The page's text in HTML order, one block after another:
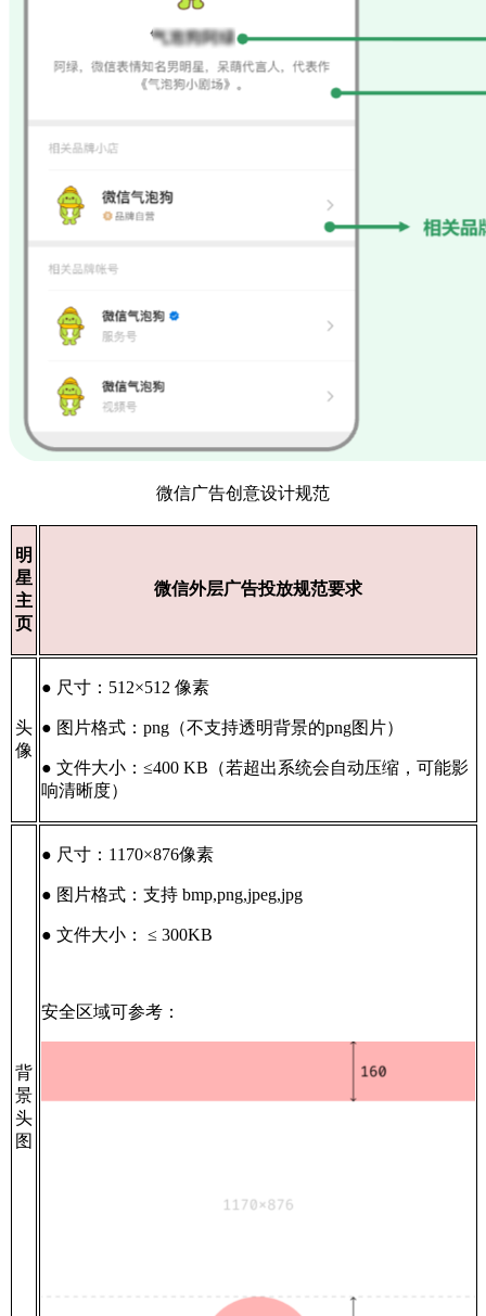
微信广告创意设计规范
明
星
主
页
微信外层广告投放规范要求
头
像
● 尺寸：512×512 像素
● 图片格式：png（不支持透明背景的png图片）
● 文件大小：≤400 KB（若超出系统会自动压缩，可能影
响清晰度）
背
景
头
图
● 尺寸：1170×876像素
● 图片格式：支持 bmp,png,jpeg,jpg
● 文件大小： ≤ 300KB
安全区域可参考：